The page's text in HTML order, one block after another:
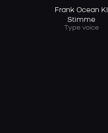
Frank Ocean KI
Stimme
Type voice